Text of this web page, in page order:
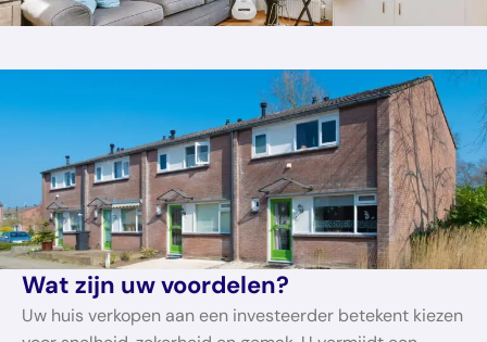
Wat zijn uw voordelen?
Uw huis verkopen aan een investeerder betekent kiezen